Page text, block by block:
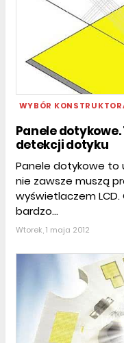
WYBÓR
Panele
detekcji dotyku
Panele dotykowe to
nie zawsze muszą
wyświetlaczem
bardzo...
Wtorek, 1 maja 2012